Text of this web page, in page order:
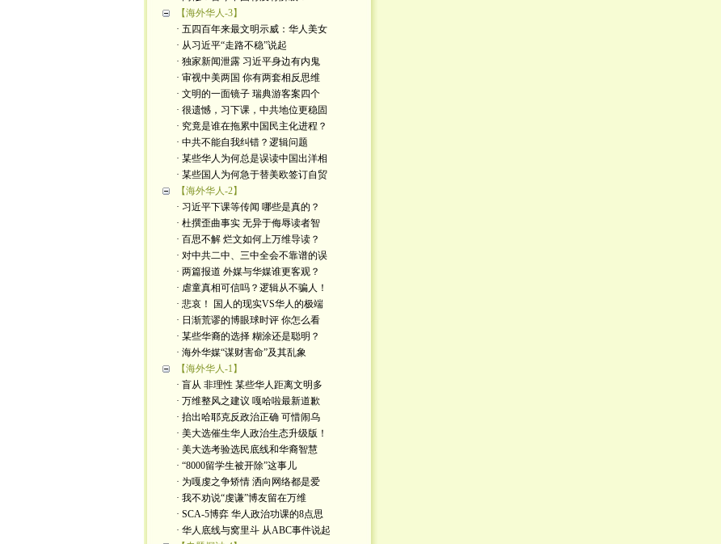
【海外华人-3】
· 五四百年来最文明示威：华人美女
· 从习近平“走路不稳”说起
· 独家新闻泄露 习近平身边有内鬼
· 审视中美两国 你有两套相反思维
· 文明的一面镜子 瑞典游客案四个
· 很遗憾，习下课，中共地位更稳固
· 究竟是谁在拖累中国民主化进程？
· 中共不能自我纠错？逻辑问题
· 某些华人为何总是误读中国出洋相
· 某些国人为何急于替美欧签订自贸
【海外华人-2】
· 习近平下课等传闻 哪些是真的？
· 杜撰歪曲事实 无异于侮辱读者智
· 百思不解 烂文如何上万维导读？
· 对中共二中、三中全会不靠谱的误
· 两篇报道 外媒与华媒谁更客观？
· 虐童真相可信吗？逻辑从不骗人！
· 悲哀！ 国人的现实VS华人的极端
· 日渐荒谬的博眼球时评 你怎么看
· 某些华裔的选择 糊涂还是聪明？
· 海外华媒“谋财害命”及其乱象
【海外华人-1】
· 盲从 非理性 某些华人距离文明多
· 万维整风之建议 嘎哈啦最新道歉
· 抬出哈耶克反政治正确 可惜闹乌
· 美大选催生华人政治生态升级版！
· 美大选考验选民底线和华裔智慧
· “8000留学生被开除”这事儿
· 为嘎虔之争矫情 洒向网络都是爱
· 我不劝说“虔谦”博友留在万维
· SCA-5博弈 华人政治功课的8点思
· 华人底线与窝里斗 从ABC事件说起